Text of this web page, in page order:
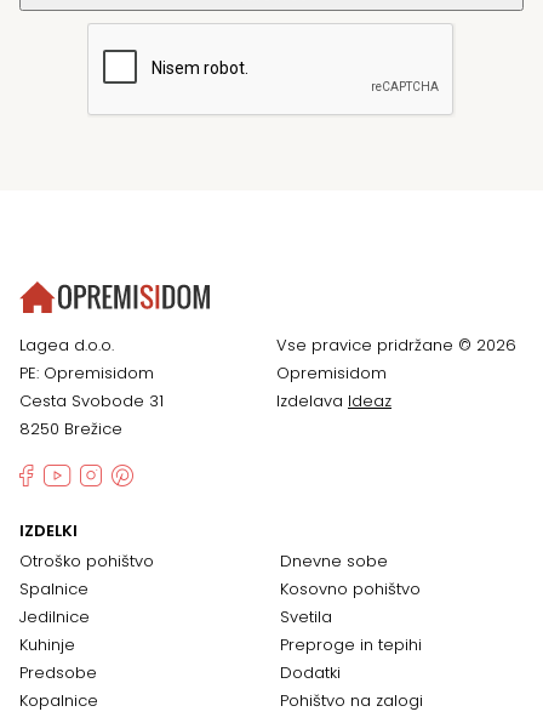
Lagea d.o.o.
PE: Opremisidom
Cesta Svobode 31
8250 Brežice
Vse pravice pridržane © 2026
Opremisidom
Izdelava Ideaz
IZDELKI
Otroško pohištvo
Spalnice
Jedilnice
Kuhinje
Predsobe
Kopalnice
Dnevne sobe
Kosovno pohištvo
Svetila
Preproge in tepihi
Dodatki
Pohištvo na zalogi